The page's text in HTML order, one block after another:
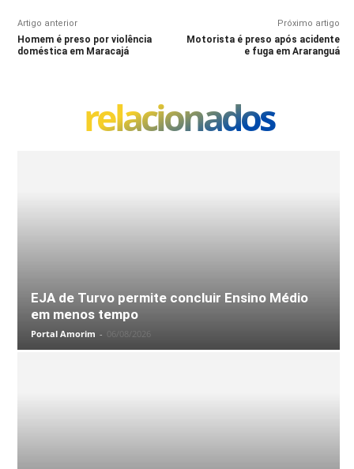
Artigo anterior
Homem é preso por violência
doméstica em Maracajá
Próximo artigo
Motorista é preso após acidente
e fuga em Araranguá
relacionados
EJA de Turvo permite concluir Ensino Médio
em menos tempo
Portal Amorim - 06/08/2026